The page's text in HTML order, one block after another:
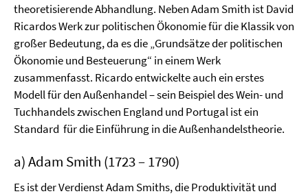
theoretisierende Abhandlung. Neben Adam Smith ist David
Ricardos Werk zur politischen Ökonomie für die Klassik von
großer Bedeutung, da es die „Grundsätze der politischen
Ökonomie und Besteuerung“ in einem Werk
zusammenfasst. Ricardo entwickelte auch ein erstes
Modell für den Außenhandel – sein Beispiel des Wein- und
Tuchhandels zwischen England und Portugal ist ein
Standard für die Einführung in die Außenhandelstheorie.
a) Adam Smith (1723 – 1790)
Es ist der Verdienst Adam Smiths, die Produktivität und